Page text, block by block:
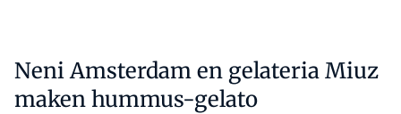
Neni Amsterdam en gelateria Miuz
maken hummus-gelato